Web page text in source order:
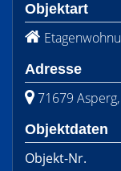
Objektart
Adresse
71679
Objektdaten
Objekt-Nr.